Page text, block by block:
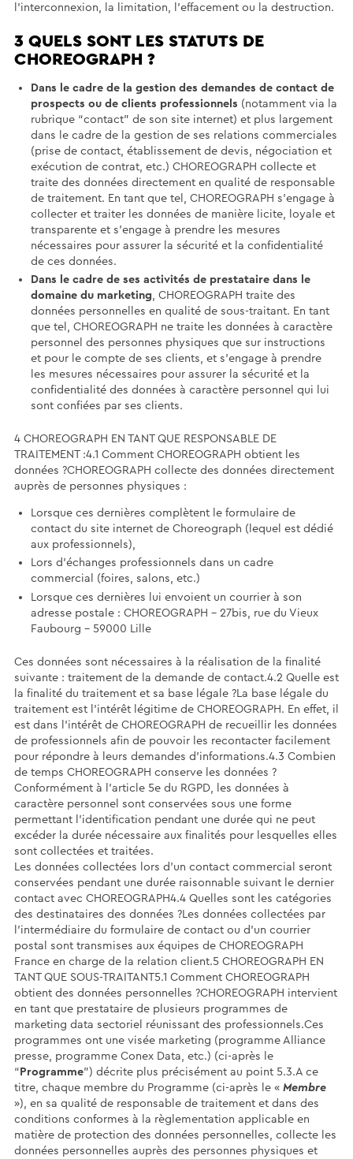
l'interconnexion, la limitation, l'effacement ou la destruction.
3 QUELS SONT LES STATUTS DE
CHOREOGRAPH ?
Dans le cadre de la gestion des demandes de contact de
prospects ou de clients professionnels (notamment via la
rubrique “contact” de son site internet) et plus largement
dans le cadre de la gestion de ses relations commerciales
(prise de contact, établissement de devis, négociation et
exécution de contrat, etc.) CHOREOGRAPH collecte et
traite des données directement en qualité de responsable
de traitement. En tant que tel, CHOREOGRAPH s'engage à
collecter et traiter les données de manière licite, loyale et
transparente et s’engage à prendre les mesures
nécessaires pour assurer la sécurité et la confidentialité
de ces données.
Dans le cadre de ses activités de prestataire dans le
domaine du marketing, CHOREOGRAPH traite des
données personnelles en qualité de sous-traitant. En tant
que tel, CHOREOGRAPH ne traite les données à caractère
personnel des personnes physiques que sur instructions
et pour le compte de ses clients, et s’engage à prendre
les mesures nécessaires pour assurer la sécurité et la
confidentialité des données à caractère personnel qui lui
sont confiées par ses clients.
4 CHOREOGRAPH EN TANT QUE RESPONSABLE DE
TRAITEMENT :4.1 Comment CHOREOGRAPH obtient les
données ?CHOREOGRAPH collecte des données directement
auprès de personnes physiques :
Lorsque ces dernières complètent le formulaire de
contact du site internet de Choreograph (lequel est dédié
aux professionnels),
Lors d’échanges professionnels dans un cadre
commercial (foires, salons, etc.)
Lorsque ces dernières lui envoient un courrier à son
adresse postale : CHOREOGRAPH - 27bis, rue du Vieux
Faubourg - 59000 Lille
Ces données sont nécessaires à la réalisation de la finalité
suivante : traitement de la demande de contact.4.2 Quelle est
la finalité du traitement et sa base légale ?La base légale du
traitement est l’intérêt légitime de CHOREOGRAPH. En effet, il
est dans l’intérêt de CHOREOGRAPH de recueillir les données
de professionnels afin de pouvoir les recontacter facilement
pour répondre à leurs demandes d’informations.4.3 Combien
de temps CHOREOGRAPH conserve les données ?
Conformément à l'article 5e du RGPD, les données à
caractère personnel sont conservées sous une forme
permettant l’identification pendant une durée qui ne peut
excéder la durée nécessaire aux finalités pour lesquelles elles
sont collectées et traitées.
Les données collectées lors d’un contact commercial seront
conservées pendant une durée raisonnable suivant le dernier
contact avec CHOREOGRAPH4.4 Quelles sont les catégories
des destinataires des données ?Les données collectées par
l’intermédiaire du formulaire de contact ou d’un courrier
postal sont transmises aux équipes de CHOREOGRAPH
France en charge de la relation client.5 CHOREOGRAPH EN
TANT QUE SOUS-TRAITANT5.1 Comment CHOREOGRAPH
obtient des données personnelles ?CHOREOGRAPH intervient
en tant que prestataire de plusieurs programmes de
marketing data sectoriel réunissant des professionnels.Ces
programmes ont une visée marketing (programme Alliance
presse, programme Conex Data, etc.) (ci-après le
“Programme”) décrite plus précisément au point 5.3.A ce
titre, chaque membre du Programme (ci-après le « Membre
»), en sa qualité de responsable de traitement et dans des
conditions conformes à la règlementation applicable en
matière de protection des données personnelles, collecte les
données personnelles auprès des personnes physiques et